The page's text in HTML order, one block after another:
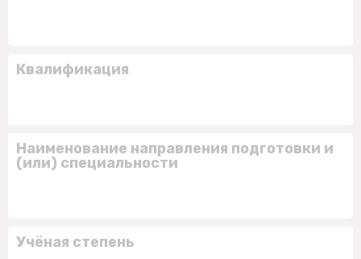
Квалификация
Наименование направления подготовки и
(или) специальности
Учёная степень